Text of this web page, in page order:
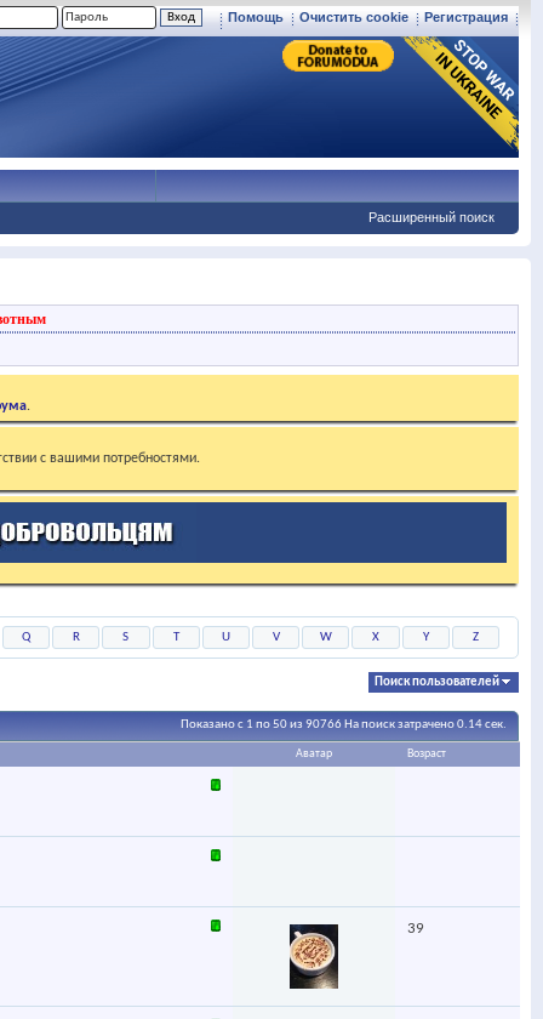
Регистрация
Очистить cookie
Помощь
Расширенный поиск
.
с вашими потребностями.
Q R S T U V W X Y Z
Поиск пользователей
Показано с 1 по 50 из 90766 На поиск затрачено0.14сек.
Аватар Возраст
39